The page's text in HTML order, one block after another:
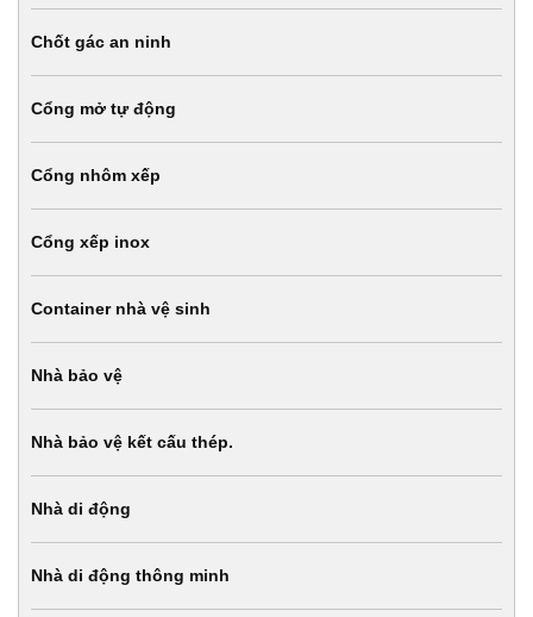
Chốt gác an ninh
Cổng mở tự động
Cổng nhôm xếp
Cổng xếp inox
Container nhà vệ sinh
Nhà bảo vệ
Nhà bảo vệ kết cấu thép.
Nhà di động
Nhà di động thông minh